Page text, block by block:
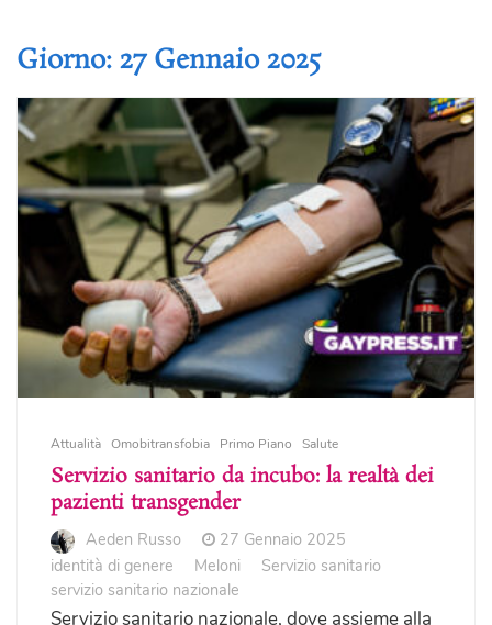
Giorno: 27 Gennaio 2025
Attualità Omobitransfobia Primo Piano Salute
Servizio sanitario da incubo: la realtà dei
pazienti transgender
Aeden Russo
27 Gennaio 2025
identità di genere
Meloni
Servizio sanitario
servizio sanitario nazionale
Servizio sanitario nazionale, dove assieme alla